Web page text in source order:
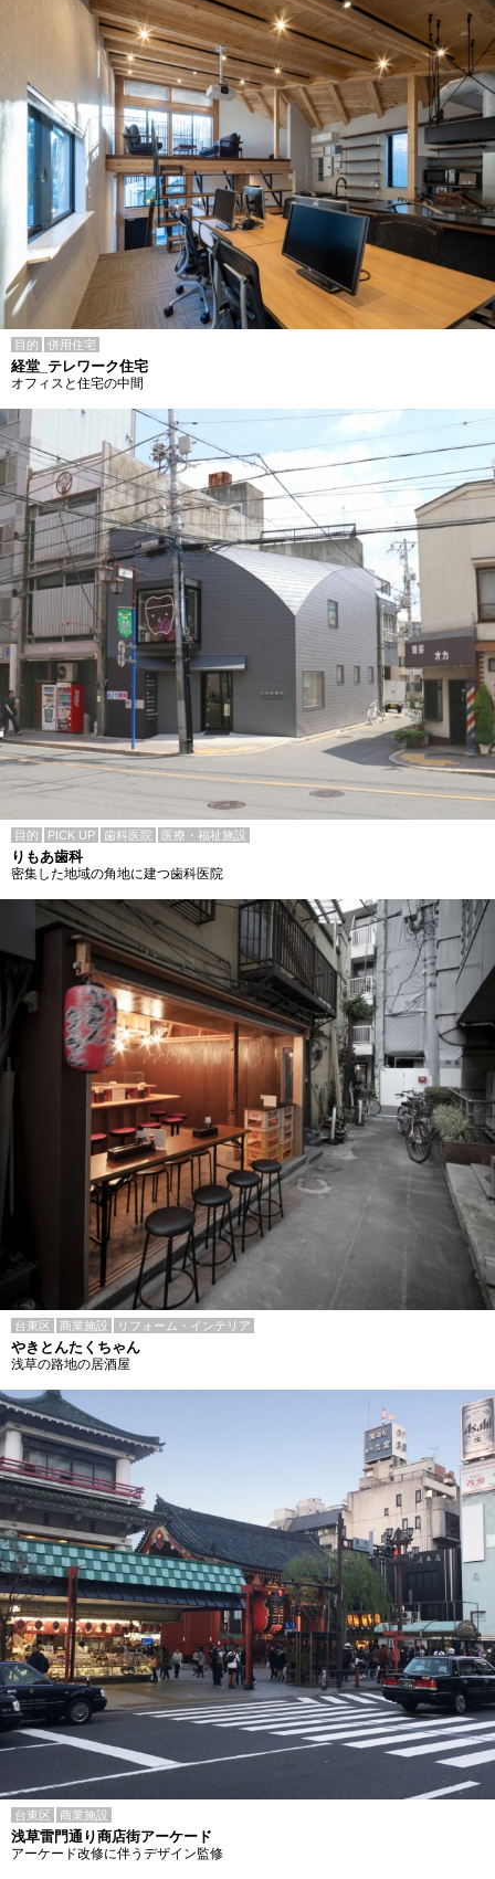
目的 併用住宅
経堂_テレワーク住宅
オフィスと住宅の中間
目的 PICK UP 歯科医院 医療・福祉施設
りもあ歯科
密集した地域の角地に建つ歯科医院
台東区 商業施設 リフォーム・インテリア
やきとんたくちゃん
浅草の路地の居酒屋
台東区 商業施設
浅草雷門通り商店街アーケード
アーケード改修に伴うデザイン監修